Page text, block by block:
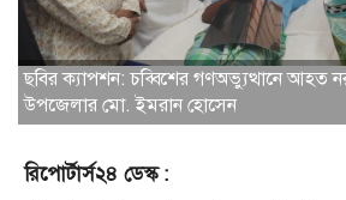
ছবির ক্যাপশন: চব্বিশের গণঅভ্যুত্থানে আহত
উপজেলার মো. ইমরান হোসেন
রিপোর্টার্স২৪ ডেস্ক :